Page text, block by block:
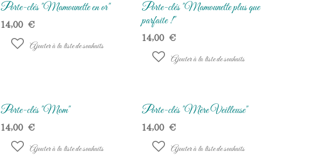
Porte-clés "Mamounette en or"
14,00€
Ajouter à la liste de souhaits
Porte-clés "Mamounette plus que
parfaite !"
14,00€
Ajouter à la liste de souhaits
Porte-clés "Mom"
14,00€
Ajouter à la liste de souhaits
Porte-clés "Mère Veilleuse"
14,00€
Ajouter à la liste de souhaits